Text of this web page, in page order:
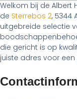
Welkom bij de Albert
de Sterrebos 2, 5344
uitgebreide selectie
die gericht is op
juiste adres voor